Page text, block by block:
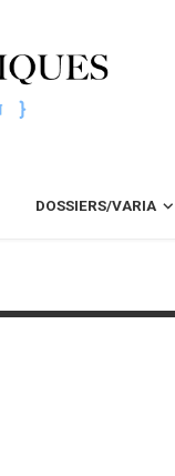
DOSSIERS/VARIA